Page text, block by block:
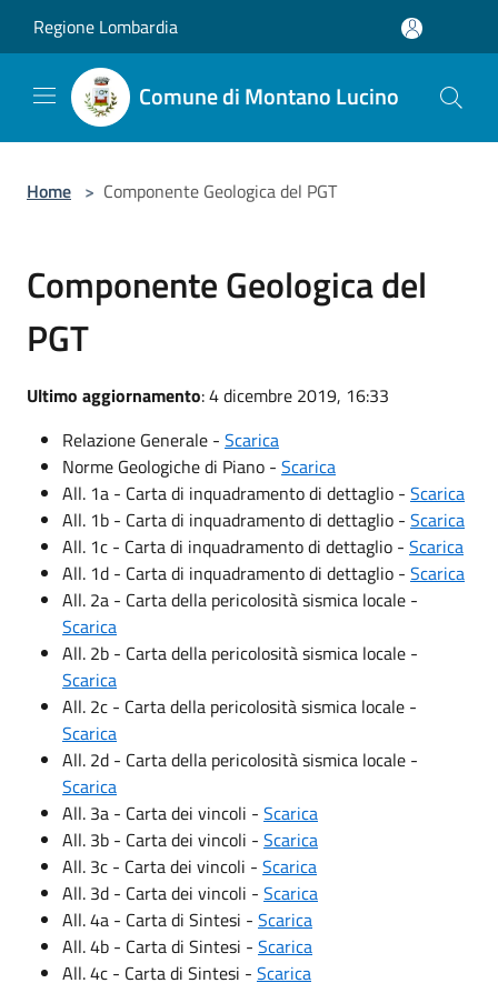
Regione Lombardia
Comune di Montano Lucino
Home > Componente Geologica del PGT
Componente Geologica del
PGT
Ultimo aggiornamento: 4 dicembre 2019, 16:33
Relazione Generale - Scarica
Norme Geologiche di Piano - Scarica
All. 1a - Carta di inquadramento di dettaglio - Scarica
All. 1b - Carta di inquadramento di dettaglio - Scarica
All. 1c - Carta di inquadramento di dettaglio - Scarica
All. 1d - Carta di inquadramento di dettaglio - Scarica
All. 2a - Carta della pericolosità sismica locale -
Scarica
All. 2b - Carta della pericolosità sismica locale -
Scarica
All. 2c - Carta della pericolosità sismica locale -
Scarica
All. 2d - Carta della pericolosità sismica locale -
Scarica
All. 3a - Carta dei vincoli - Scarica
All. 3b - Carta dei vincoli - Scarica
All. 3c - Carta dei vincoli - Scarica
All. 3d - Carta dei vincoli - Scarica
All. 4a - Carta di Sintesi - Scarica
All. 4b - Carta di Sintesi - Scarica
All. 4c - Carta di Sintesi - Scarica